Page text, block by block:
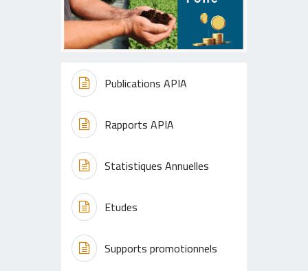
Publications APIA
Rapports APIA
Statistiques Annuelles
Etudes
Supports promotionnels